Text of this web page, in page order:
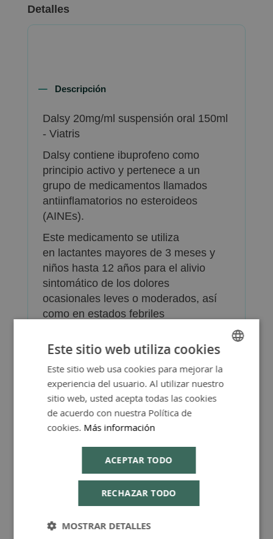
Detalles
Descripción
Dalsy 20mg/ml suspensión oral 150ml
- Viatris
Dalsy contiene ibuprofeno como
principio activo y pertenece a un
grupo de medicamentos llamados
antiinflamatorios no esteroideos
(AINEs).
Este medicamento se utiliza
en lactantes mayores de 3 meses y
niños hasta 12 años para el alivio
sintomático de los dolores
ocasionales leves o moderados, así
como en estados febriles
niños menores de 2 años se realizará
siempre por prescripción médica.
Ver prospecto del medicamento en
pdf
Más Información
SPANISH
ENGLISH
Este sitio web utiliza cookies
Este sitio web usa cookies para mejorar la
experiencia del usuario. Al utilizar nuestro
sitio web, usted acepta todas las cookies
de acuerdo con nuestra Política de
cookies. Más información
ACEPTAR TODO
RECHAZAR TODO
MOSTRAR DETALLES